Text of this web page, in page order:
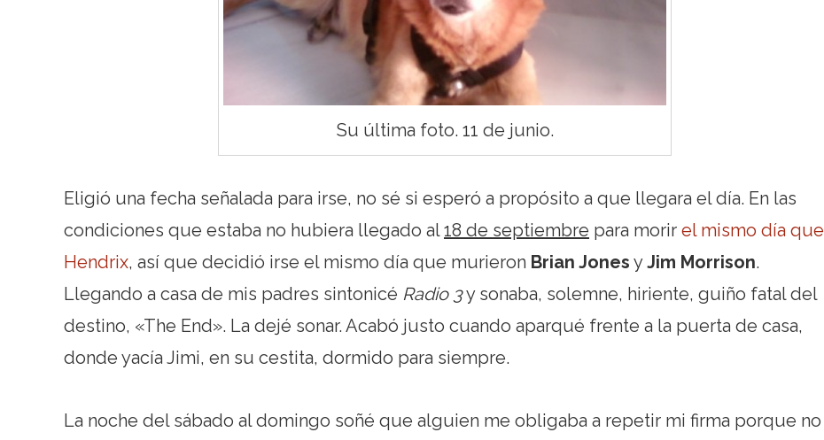
Su última foto. 11 de junio.
Eligió una fecha señalada para irse, no sé si esperó a propósito a que llegara el día. En las
condiciones que estaba no hubiera llegado al18 de septiembre para morir el mismo día que
Hendrix, así que decidió irse el mismo día que murieron Brian Jones yJim Morrison.
Llegando a casa de mis padres sintonicé Radio 3y sonaba, solemne, hiriente, guiño fatal del
destino, «The End». La dejé sonar. Acabó justo cuando aparqué frente a la puerta de casa,
donde yacía Jimi, en su cestita, dormido para siempre.
La noche del sábado al domingo soñé que alguien me obligaba a repetir mi firma porque no